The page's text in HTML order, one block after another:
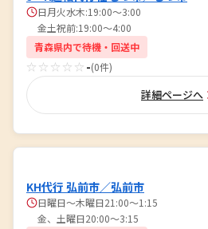
日月火水木:19:00〜3:00
金土祝前:19:00〜4:00
青森県内で待機・回送中
☆☆☆☆☆ -(0件)
詳細ページへ
KH代行 弘前市／弘前市
日曜日〜木曜日21:00～1:15
金、土曜日20:00～3:15